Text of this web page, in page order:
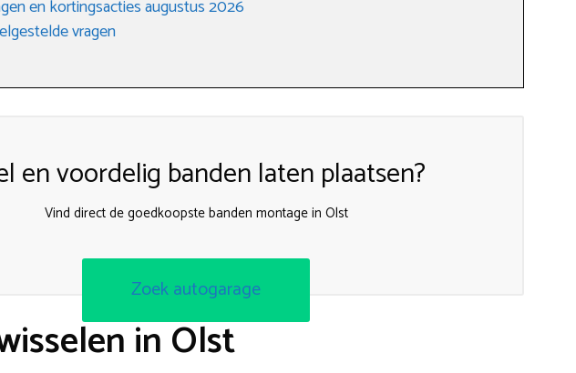
en kortingsacties augustus 2026
vragen
en voordelig banden laten plaatsen?
Vind direct de goedkoopste banden montage in Olst
Zoek autogarage
in Olst